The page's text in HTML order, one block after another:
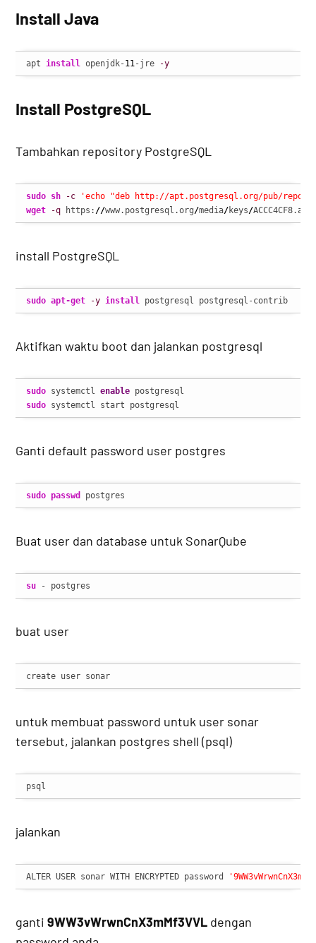
Install Java
apt install openjdk-11-jre -y
Install PostgreSQL
Tambahkan repository PostgreSQL
sudo sh -c
'echo "deb http://apt.postgresql.org/pub/
wget
-q https: //www.postgresql.org/media/keys/
install PostgreSQL
sudo apt-get -y install postgresql postgresql-contrib
Aktifkan waktu boot dan jalankan postgresql
sudo systemctl enable
sudo systemctl start postgresql
Ganti default password user postgres
sudo passwd postgres
Buat user dan database untuk SonarQube
su - postgres
buat user
create user sonar
untuk membuat password untuk user sonar
tersebut, jalankan postgres shell (psql)
psql
jalankan
ALTER USER sonar WITH ENCRYPTED password
ganti9WW3vWrwnCnX3mMf3VVL dengan